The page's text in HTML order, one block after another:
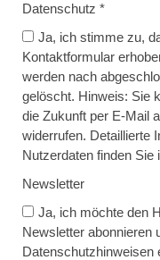
Datenschutz *
Ja, ich stimme zu,
Kontaktformular
werden nach
gelöscht. Hinweis: Sie
die Zukunft per E-Mail
widerrufen. Detaillierte
Nutzerdaten finden Sie
Newsletter
Ja, ich möchte den
Newsletter abonnieren
Datenschutzhinweisen